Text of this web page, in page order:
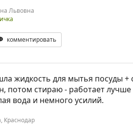
Львовна
комментировать
жидкость для мытья посуды +
потом стираю - работает лучше
вода и немного усилий.
Краснодар